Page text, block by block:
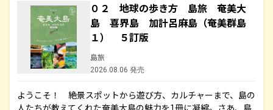
０２ 地球の歩き方 島旅 奄美大
島 喜界島 加計呂麻島（奄美群島
１） ５訂版
島旅
2026.08.06 発売
ようこそ！ 絶景スポットから遊び方、カルチャーまで、島の
人たちが教えてくれた奄美大島の魅力を1冊に凝縮。さあ、島